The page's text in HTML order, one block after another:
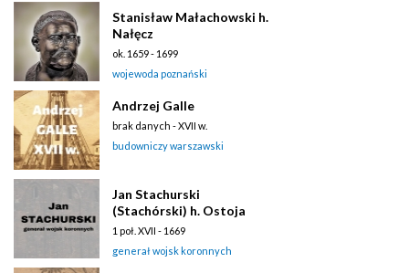
Stanisław Małachowski h.
Nałęcz
ok. 1659 - 1699
wojewoda poznański
Andrzej Galle
brak danych - XVII w.
budowniczy warszawski
Jan Stachurski
(Stachórski) h. Ostoja
1 poł. XVII - 1669
generał wojsk koronnych